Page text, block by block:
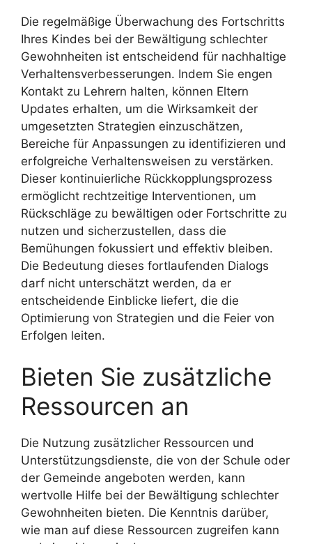
Die regelmäßige Überwachung des Fortschritts
Ihres Kindes bei der Bewältigung schlechter
Gewohnheiten ist entscheidend für nachhaltige
Verhaltensverbesserungen. Indem Sie engen
Kontakt zu Lehrern halten, können Eltern
Updates erhalten, um die Wirksamkeit der
umgesetzten Strategien einzuschätzen,
Bereiche für Anpassungen zu identifizieren und
erfolgreiche Verhaltensweisen zu verstärken.
Dieser kontinuierliche Rückkopplungsprozess
ermöglicht rechtzeitige Interventionen, um
Rückschläge zu bewältigen oder Fortschritte zu
nutzen und sicherzustellen, dass die
Bemühungen fokussiert und effektiv bleiben.
Die Bedeutung dieses fortlaufenden Dialogs
darf nicht unterschätzt werden, da er
entscheidende Einblicke liefert, die die
Optimierung von Strategien und die Feier von
Erfolgen leiten.
Bieten Sie zusätzliche
Ressourcen an
Die Nutzung zusätzlicher Ressourcen und
Unterstützungsdienste, die von der Schule oder
der Gemeinde angeboten werden, kann
wertvolle Hilfe bei der Bewältigung schlechter
Gewohnheiten bieten. Die Kenntnis darüber,
wie man auf diese Ressourcen zugreifen kann